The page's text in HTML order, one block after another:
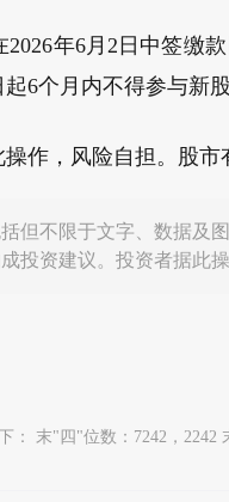
年6月2日中签
6个月内不得参与新
作，风险自担。股市
但不限于文字、数据
投资建议。投资者据此操
末"四"位数：7242，2242